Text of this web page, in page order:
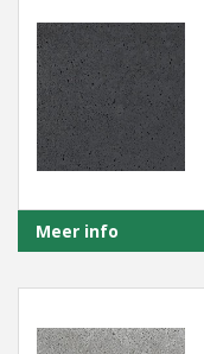
Meer info